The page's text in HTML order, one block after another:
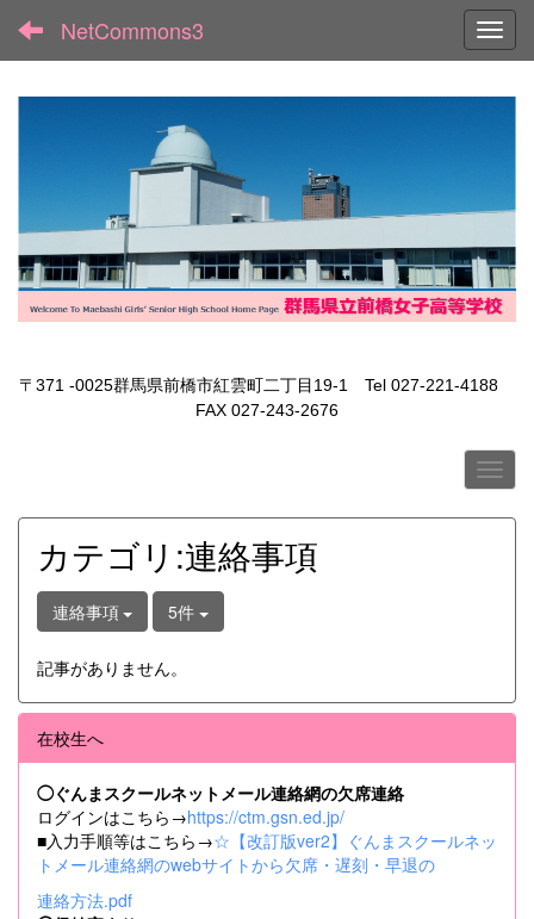
NetCommons3
〒371 -0025群馬県前橋市紅雲町二丁目19-1 Tel 027-221-4188
FAX 027-243-2676
カテゴリ:連絡事項
連絡事項 5件
記事がありません。
在校生へ
◯ぐんまスクールネットメール連絡網の欠席連絡
ログインはこちら→https://ctm.gsn.ed.jp/
■入力手順等はこちら→☆【改訂版ver2】ぐんまスクールネッ
トメール連絡網のwebサイトから欠席・遅刻・早退の
連絡方法.pdf